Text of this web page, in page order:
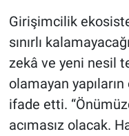
Girişimcilik
sınırlı
zekâ ve yeni nesil
olamayan yapıların
ifade etti.
acımasız olacak.